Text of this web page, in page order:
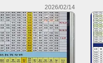
2026/02/14